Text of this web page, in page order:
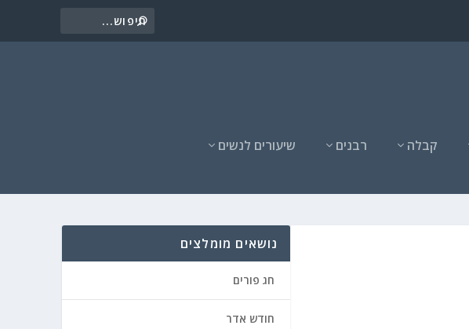
קבלה רבנים שיעורים לנשים
נושאים מומלצים
חג פורים
חודש אדר